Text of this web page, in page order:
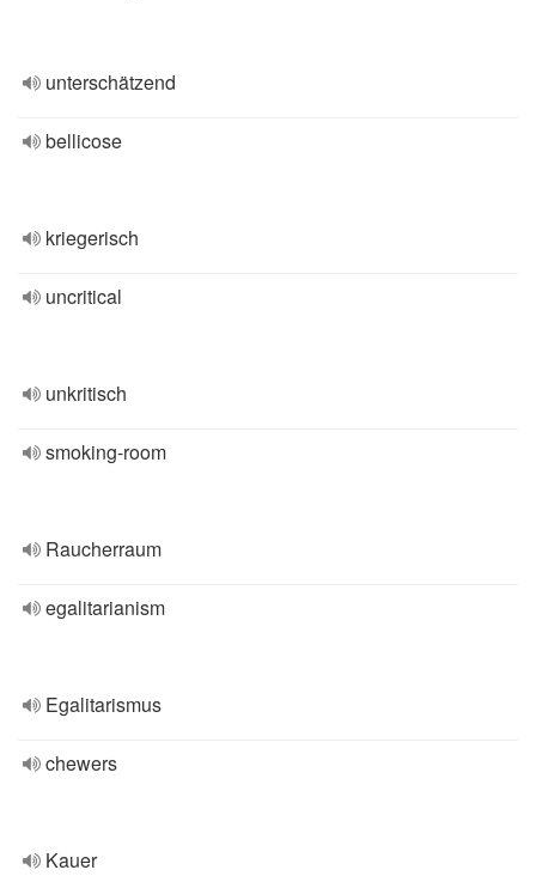
unterschätzend
bellicose
kriegerisch
uncritical
unkritisch
smoking-room
Raucherraum
egalitarianism
Egalitarismus
chewers
Kauer